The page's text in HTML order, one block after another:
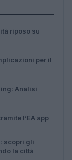
riposo su
per il
Analisi
l’EA app
scopri gli
la città